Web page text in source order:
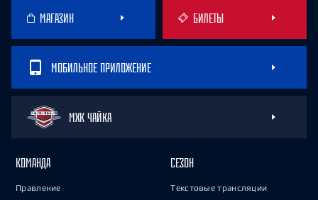
МАГАЗИН БИЛЕТЫ
МОБИЛЬНОЕ ПРИЛОЖЕНИЕ
МХК ЧАЙКА
КОМАНДА
Правление
СЕЗОН
Текстовые трансляции